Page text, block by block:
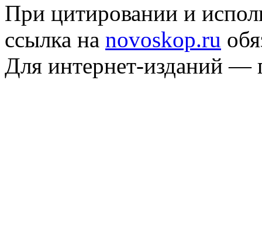
При цитировании и
ссылка на novoskop.ru
Для интернет-изданий —